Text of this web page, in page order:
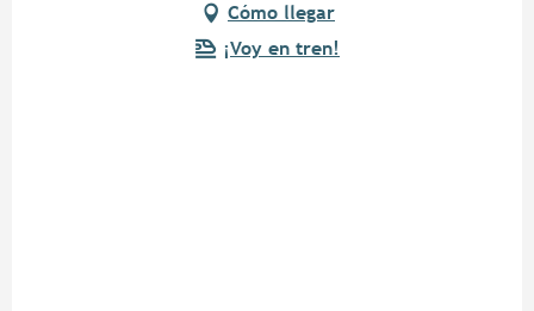
Cómo llegar
¡Voy en tren!